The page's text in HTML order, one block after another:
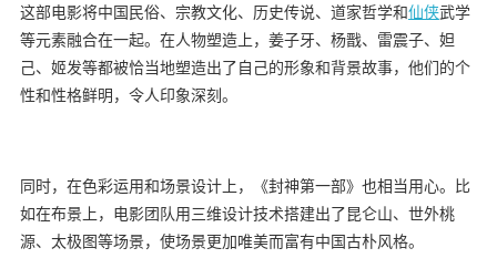
这部电影将中国民俗、宗教文化、历史传说、道家哲学和仙侠武学
等元素融合在一起。在人物塑造上，姜子牙、杨戬、雷震子、妲
己、姬发等都被恰当地塑造出了自己的形象和背景故事，他们的个
性和性格鲜明，令人印象深刻。
同时，在色彩运用和场景设计上，《封神第一部》也相当用心。比
如在布景上，电影团队用三维设计技术搭建出了昆仑山、世外桃
源、太极图等场景，使场景更加唯美而富有中国古朴风格。